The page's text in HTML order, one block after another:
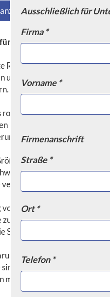
schwere Lasten
die dazu
anderen industriellen
Stahlrahmen, die
hundert Kilogramm pro
des Lagers gerecht zu
und Ausführungen
mit offenen
Schwerlastregalen ist die
vermeiden. Darüber
der
eine effiziente
eine unverzichtbare
Ausschließlich für
Firma *
Vorname *
Firmenanschrift
Straße *
Ort *
Telefon *